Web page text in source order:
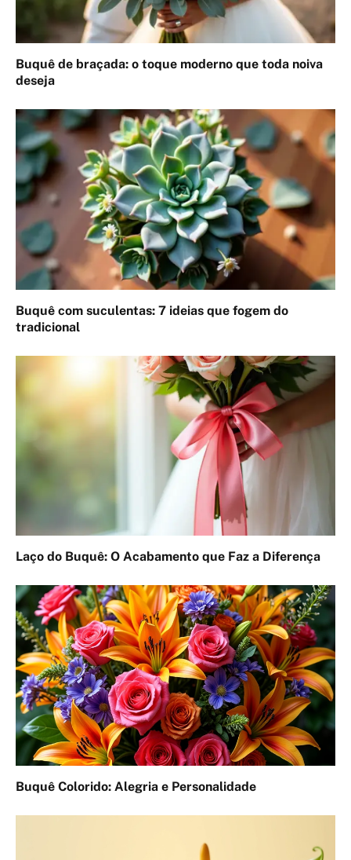
Buquê de braçada: o toque moderno que toda noiva
deseja
Buquê com suculentas: 7 ideias que fogem do
tradicional
Laço do Buquê: O Acabamento que Faz a Diferença
Buquê Colorido: Alegria e Personalidade